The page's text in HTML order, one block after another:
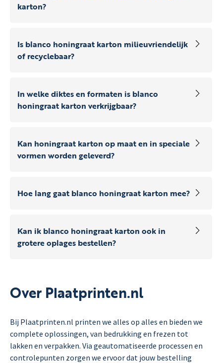
karton?
Is blanco honingraat karton milieuvriendelijk
of recyclebaar?
In welke diktes en formaten is blanco
honingraat karton verkrijgbaar?
Kan honingraat karton op maat en in speciale
vormen worden geleverd?
Hoe lang gaat blanco honingraat karton mee?
Kan ik blanco honingraat karton ook in
grotere oplages bestellen?
Over Plaatprinten.nl
Bij Plaatprinten.nl printen we alles op alles en bieden we
complete oplossingen, van bedrukking en frezen tot
lakken en verpakken. Via geautomatiseerde processen en
controlepunten zorgen we ervoor dat jouw bestelling